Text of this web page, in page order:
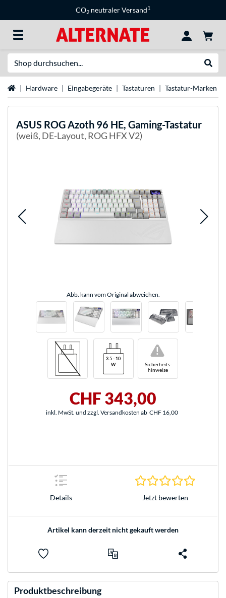
CO2 neutraler Versand1
StartseiteHardware Eingabegeräte Tastaturen Tastatur-Marken
ASUS ROG Azoth 96 HE, Gaming-Tastatur
(weiß, DE-Layout, ROG HFX V2)
Abb. kann vom Original abweichen.
Sicherheits-
hinweise
!
CHF 343,00
inkl. MwSt. und zzgl. Versandkosten ab CHF 16,00
Details Jetzt bewerten
Artikel kann derzeit nicht gekauft werden
Produktbeschreibung